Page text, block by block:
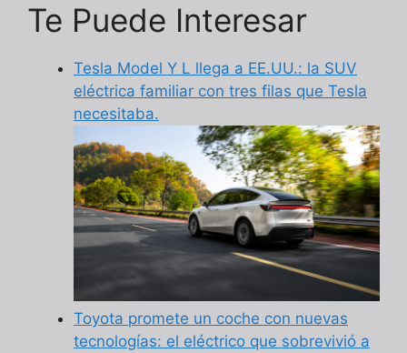
Te Puede Interesar
Tesla Model Y L llega a EE.UU.: la SUV
eléctrica familiar con tres filas que Tesla
necesitaba.
Toyota promete un coche con nuevas
tecnologías: el eléctrico que sobrevivió a